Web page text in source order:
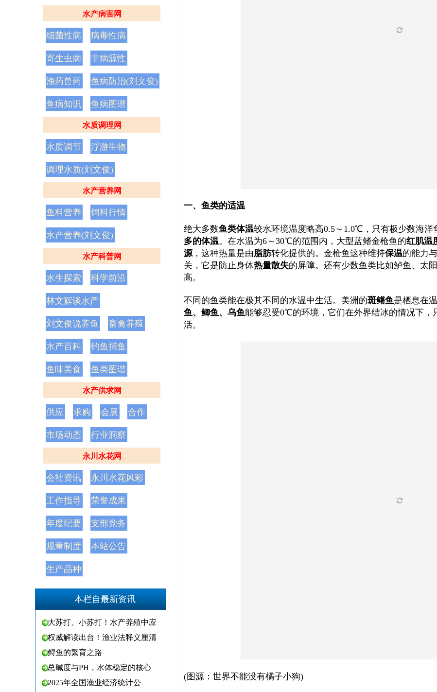
水产病害网
细菌性病 病毒性病
寄生虫病 非病源性
渔药兽药 鱼病防治(刘文俊)
鱼病知识 鱼病图谱
水质调理网
水质调节 浮游生物
调理水质(刘文俊)
水产营养网
鱼料营养 饲料行情
水产营养(刘文俊)
水产科普网
水生探索 科学前沿
林文辉谈水产
刘文俊说养鱼 畜禽养殖
水产百科 钓鱼捕鱼
鱼味美食 鱼类图谱
水产供求网
供应 求购 会展 合作
市场动态 行业洞察
永川水花网
会社资讯 永川水花风彩
工作指导 荣誉成果
年度纪要 支部党务
规章制度 本站公告
生产品种
本栏自最新资讯
大苏打、小苏打！水产养殖中应
权威解读出台！渔业法释义厘清
鲟鱼的繁育之路
总碱度与PH，水体稳定的核心
2025年全国渔业经济统计公
一、鱼类的适温
绝大多数鱼类体温较水环境温度略高0.5～1.0℃，只有极少数海
多的体温。在水温为6～30℃的范围内，大型蓝鳍金枪鱼的红肌温
源 ，这种热量是由脂肪转化提供的。金枪鱼这种维持保温的能力
关，它是防止身体热量散失的屏障。还有少数鱼类比如鲈鱼、太
高。
不同的鱼类能在极其不同的水温中生活。美洲的斑鳉鱼是栖息在
鱼、鲫鱼、乌鱼能够忍受0℃的环境，它们在外界结冰的情况下，
活。
(图源：世界不能没有橘子小狗)